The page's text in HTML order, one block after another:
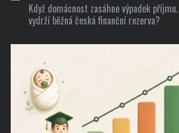
Když domácnost zasáhne výpadek
vydrží běžná česká finanční rezerva?